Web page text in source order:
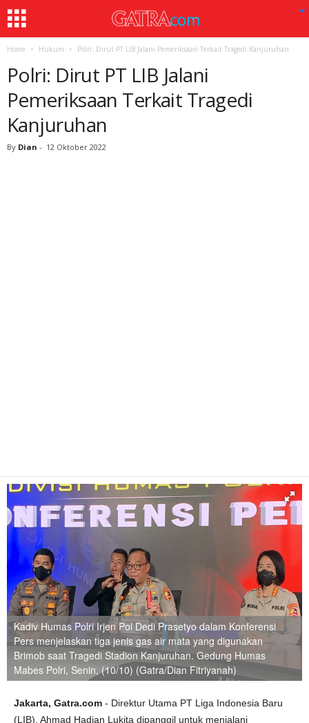
Home Hukum Polri: Dirut PT LIB Jalani Pemeriksaan Terkait Tragedi Kanjuruhan
Polri: Dirut PT LIB Jalani
Pemeriksaan Terkait Tragedi
Kanjuruhan
By Dian - 12 Oktober 2022
Kadiv Humas Polri Irjen Pol Dedi Prasetyo dalam Konferensi
Pers menjelaskan tiga jenis gas air mata yang digunakan
Brimob saat Tragedi Stadion Kanjuruhan. Gedung Humas
Mabes Polri, Senin, (10/10) (Gatra/Dian Fitriyanah)
Jakarta, Gatra.com - Direktur Utama PT Liga Indonesia Baru
(LIB), Ahmad Hadian Lukita dipanggil untuk menjalani